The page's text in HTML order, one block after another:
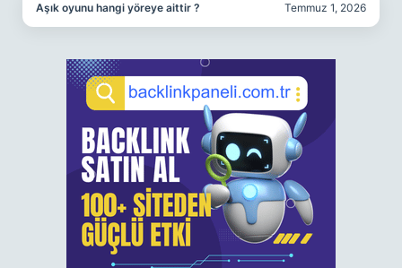
Aşık oyunu hangi yöreye aittir ? Temmuz 1, 2026